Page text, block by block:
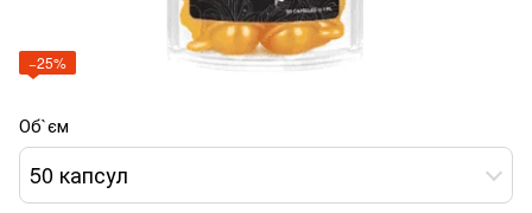
−25%
Об`єм
50 капсул